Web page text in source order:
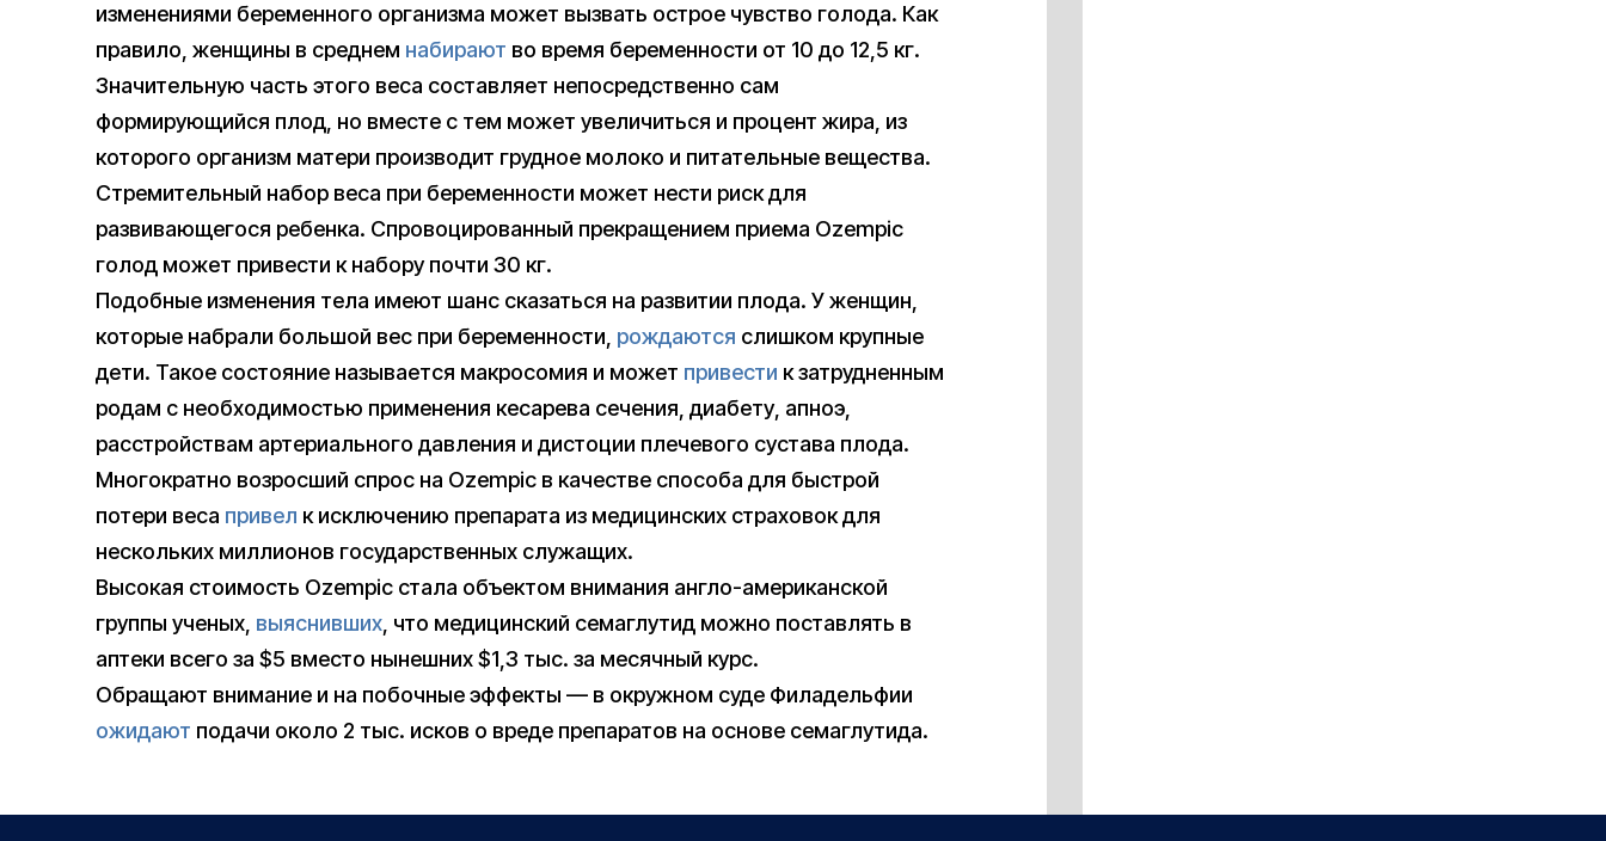
изменениями беременного организма может вызвать острое чувство голода. Как
правило, женщины в среднем набирают во время беременности от 10 до 12,5 кг.
Значительную часть этого веса составляет непосредственно сам
формирующийся плод, но вместе с тем может увеличиться и процент жира, из
которого организм матери производит грудное молоко и питательные вещества.
Стремительный набор веса при беременности может нести риск для
развивающегося ребенка. Спровоцированный прекращением приема Ozempic
голод может привести к набору почти 30 кг.
Подобные изменения тела имеют шанс сказаться на развитии плода. У женщин,
которые набрали большой вес при беременности, рождаются слишком крупные
дети. Такое состояние называется макросомия и может привести к затрудненным
родам с необходимостью применения кесарева сечения, диабету, апноэ,
расстройствам артериального давления и дистоции плечевого сустава плода.
Многократно возросший спрос на Ozempic в качестве способа для быстрой
потери веса привел к исключению препарата из медицинских страховок для
нескольких миллионов государственных служащих.
Высокая стоимость Ozempic стала объектом внимания англо-американской
группы ученых, выяснивших, что медицинский семаглутид можно поставлять в
аптеки всего за $5 вместо нынешних $1,3 тыс. за месячный курс.
Обращают внимание и на побочные эффекты — в окружном суде Филадельфии
ожидают подачи около 2 тыс. исков о вреде препаратов на основе семаглутида.